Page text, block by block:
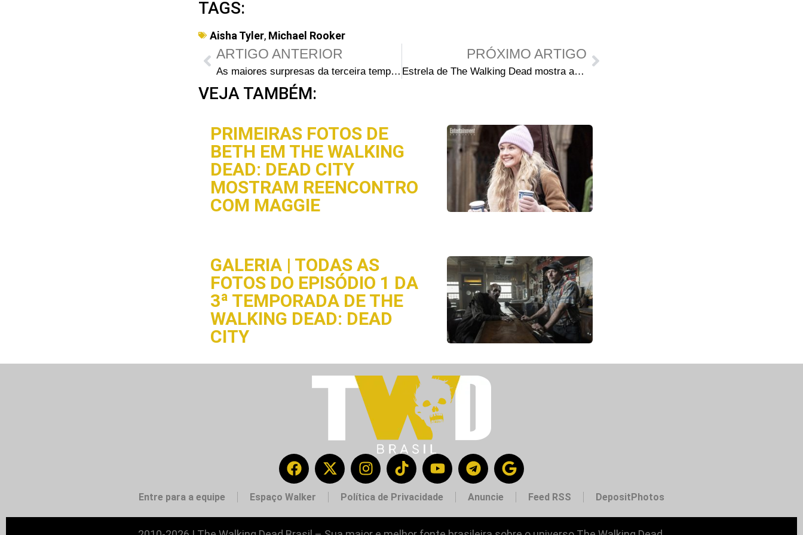
TAGS:
Aisha Tyler, Michael Rooker
ARTIGO ANTERIOR
As maiores surpresas da terceira temporada de The Walking Dead – parte II
PRÓXIMO ARTIGO
Estrela de The Walking Dead mostra apoio a centro de crianças em Calne, Reino Unido
VEJA TAMBÉM:
PRIMEIRAS FOTOS DE
BETH EM THE WALKING
DEAD: DEAD CITY
MOSTRAM REENCONTRO
COM MAGGIE
GALERIA | TODAS AS
FOTOS DO EPISÓDIO 1 DA
3ª TEMPORADA DE THE
WALKING DEAD: DEAD
CITY
Entre para a equipe Espaço Walker Política de Privacidade Anuncie Feed RSS DepositPhotos